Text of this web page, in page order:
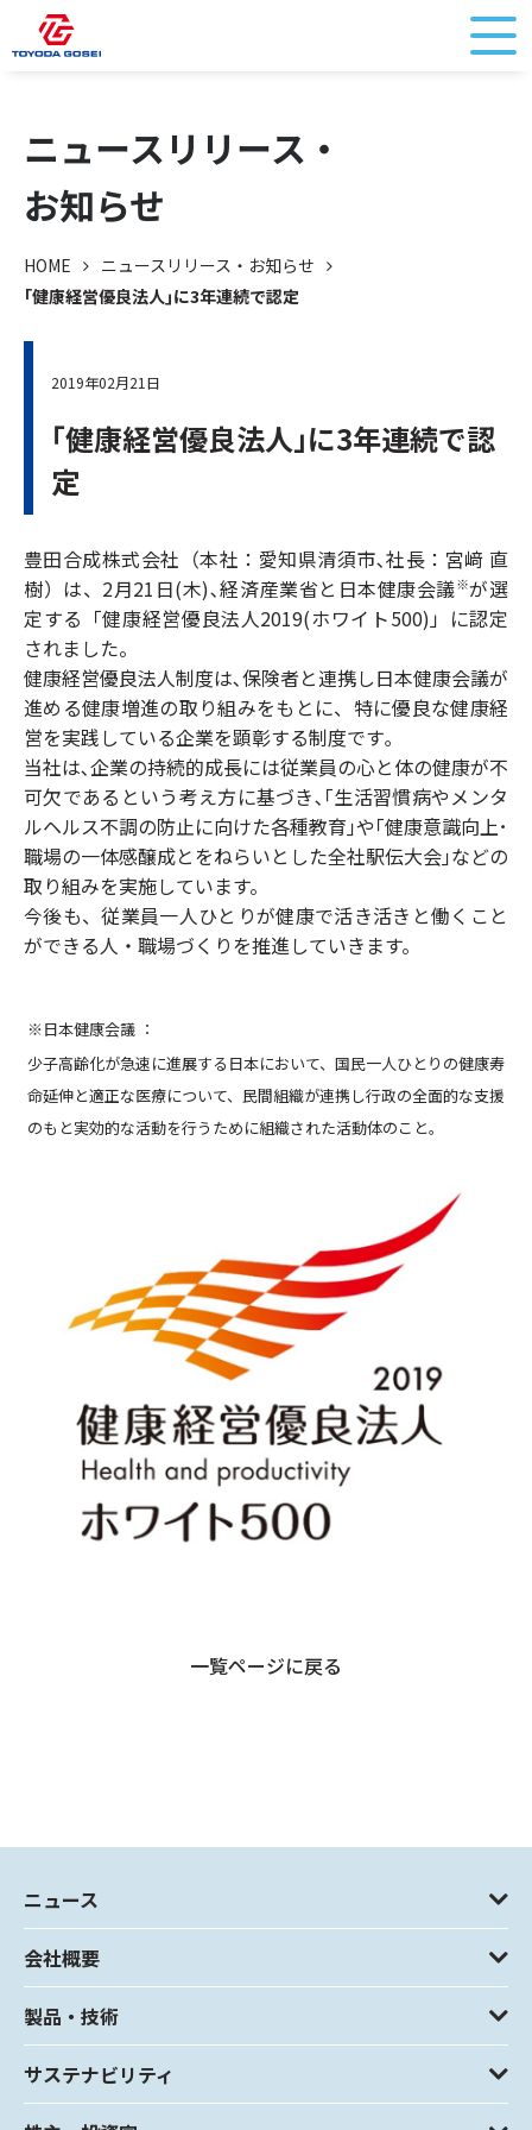
ニュースリリース・
お知らせ
HOME
ニュースリリース・お知らせ
｢健康経営優良法人｣に3年連続で認定
2019年02月21日
｢健康経営優良法人｣に3年連続で認
定
豊田合成株式会社（本社：愛知県清須市､社長：宮﨑 直
樹）は、2月21日(木)､経済産業省と日本健康会議※が選
定する「健康経営優良法人2019(ホワイト500)」に認定
されました。
健康経営優良法人制度は､保険者と連携し日本健康会議が
進める健康増進の取り組みをもとに、特に優良な健康経
営を実践している企業を顕彰する制度です｡
当社は､企業の持続的成長には従業員の心と体の健康が不
可欠であるという考え方に基づき､｢生活習慣病やメンタ
ルヘルス不調の防止に向けた各種教育｣や｢健康意識向上･
職場の一体感醸成とをねらいとした全社駅伝大会｣などの
取り組みを実施しています。
今後も、従業員一人ひとりが健康で活き活きと働くこと
ができる人・職場づくりを推進していきます。
※日本健康会議 ：
少子高齢化が急速に進展する日本において、国民一人ひとりの健康寿
命延伸と適正な医療について、民間組織が連携し行政の全面的な支援
のもと実効的な活動を行うために組織された活動体のこと。
一覧ページに戻る
ニュース
会社概要
製品・技術
サステナビリティ